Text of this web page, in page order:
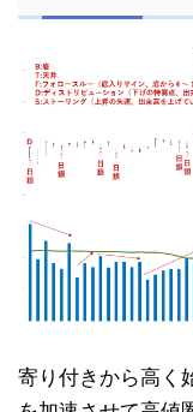
寄り付きから高く